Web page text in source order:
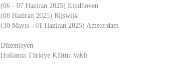
(06 - 07 Haziran 2025) Eindhoven
(08 Haziran 2025) Rijswijk
(30 Mayıs - 01 Haziran 2025) Amsterdam
Düzenleyen
Hollanda Türkiye Kültür Vakfı